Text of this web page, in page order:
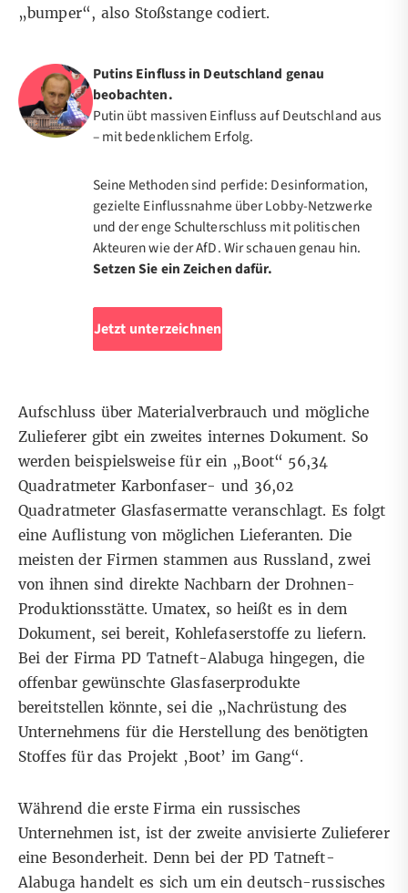
„bumper“, also Stoßstange codiert.
Putins Einfluss in Deutschland genau
beobachten.
Putin übt massiven Einfluss auf Deutschland aus
– mit bedenklichem Erfolg.
Seine Methoden sind perfide: Desinformation,
gezielte Einflussnahme über Lobby-Netzwerke
und der enge Schulterschluss mit politischen
Akteuren wie der AfD. Wir schauen genau hin.
Setzen Sie ein Zeichen dafür.
Jetzt unterzeichnen
Aufschluss über Materialverbrauch und mögliche
Zulieferer gibt ein zweites internes Dokument. So
werden beispielsweise für ein „Boot“ 56,34
Quadratmeter Karbonfaser- und 36,02
Quadratmeter Glasfasermatte veranschlagt. Es folgt
eine Auflistung von möglichen Lieferanten. Die
meisten der Firmen stammen aus Russland, zwei
von ihnen sind direkte Nachbarn der Drohnen-
Produktionsstätte. Umatex, so heißt es in dem
Dokument, sei bereit, Kohlefaserstoffe zu liefern.
Bei der Firma PD Tatneft-Alabuga hingegen, die
offenbar gewünschte Glasfaserprodukte
bereitstellen könnte, sei die „Nachrüstung des
Unternehmens für die Herstellung des benötigten
Stoffes für das Projekt ‚Boot’ im Gang“.
Während die erste Firma ein russisches
Unternehmen ist, ist der zweite anvisierte Zulieferer
eine Besonderheit. Denn bei der PD Tatneft-
Alabuga handelt es sich um ein deutsch-russisches